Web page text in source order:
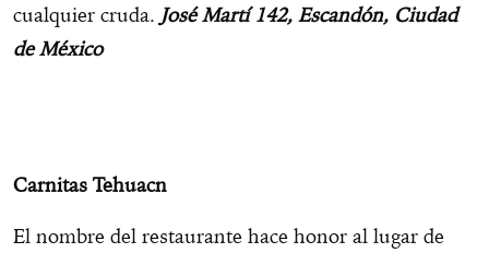
cualquier cruda. José Martí 142, Escandón, Ciudad
de México
Carnitas Tehuacn
El nombre del restaurante hace honor al lugar de